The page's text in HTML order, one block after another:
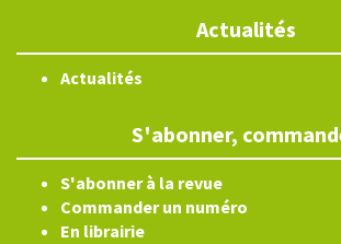
Actualités
Actualités
S'abonner,
S'abonner à la revue
Commander un numéro
En librairie